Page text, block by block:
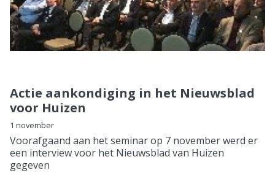
Actie aankondiging in het Nieuwsblad
voor Huizen
1 november
Voorafgaand aan het seminar op 7 november werd er
een interview voor het Nieuwsblad van Huizen
gegeven